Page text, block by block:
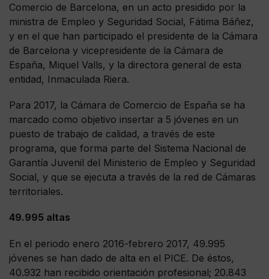
Comercio de Barcelona, en un acto presidido por la
ministra de Empleo y Seguridad Social, Fátima Báñez,
y en el que han participado el presidente de la Cámara
de Barcelona y vicepresidente de la Cámara de
España, Miquel Valls, y la directora general de esta
entidad, Inmaculada Riera.
Para 2017, la Cámara de Comercio de España se ha
marcado como objetivo insertar a 5 jóvenes en un
puesto de trabajo de calidad, a través de este
programa, que forma parte del Sistema Nacional de
Garantía Juvenil del Ministerio de Empleo y Seguridad
Social, y que se ejecuta a través de la red de Cámaras
territoriales.
49.995 altas
En el periodo enero 2016-febrero 2017, 49.995
jóvenes se han dado de alta en el PICE. De éstos,
40.932 han recibido orientación profesional; 20.843